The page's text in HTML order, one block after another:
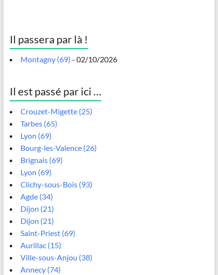
Il passera par là !
Montagny (69) - 02/10/2026
Il est passé par ici …
Crouzet-Migette (25)
Tarbes (65)
Lyon (69)
Bourg-les-Valence (26)
Brignais (69)
Lyon (69)
Clichy-sous-Bois (93)
Agde (34)
Dijon (21)
Dijon (21)
Saint-Priest (69)
Aurillac (15)
Ville-sous-Anjou (38)
Annecy (74)